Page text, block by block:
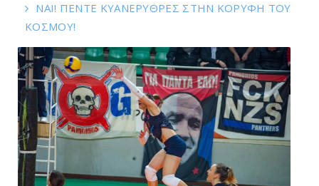
ΝΑΙ! ΠΕΝΤΕ ΚΥΑΝΕΡΥΘΡΕΣ ΣΤΗΝ ΚΟΡΥΦΗ ΤΟΥ
ΚOΣΜΟΥ!